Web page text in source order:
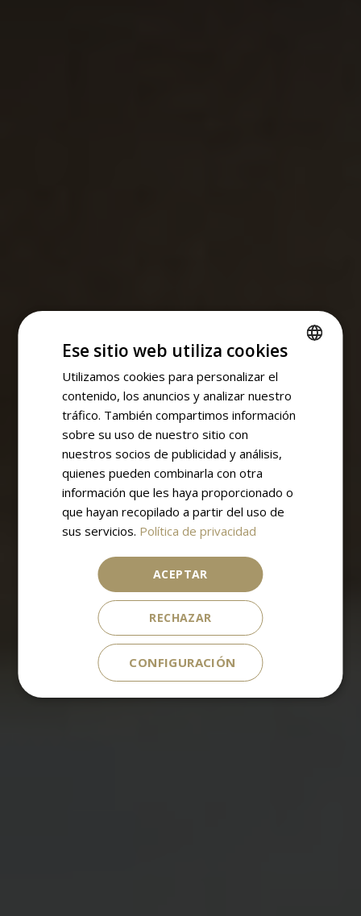
SPANISH
ENGLISH
Ese sitio web utiliza cookies
Utilizamos cookies para personalizar el
contenido, los anuncios y analizar nuestro
tráfico. También compartimos información
sobre su uso de nuestro sitio con
nuestros socios de publicidad y análisis,
quienes pueden combinarla con otra
información que les haya proporcionado o
que hayan recopilado a partir del uso de
sus servicios. Política de privacidad
ACEPTAR
RECHAZAR
CONFIGURACIÓN